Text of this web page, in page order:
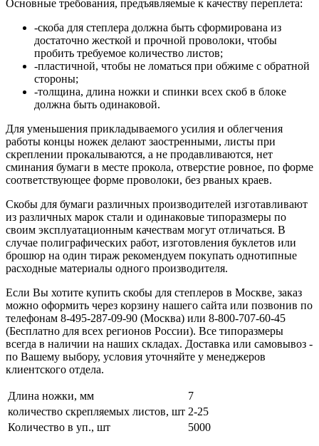
Основные требования, предъявляемые к качеству переплета:
-скоба для степлера должна быть сформирована из
достаточно жесткой и прочной проволоки, чтобы
пробить требуемое количество листов;
-пластичной, чтобы не ломаться при обжиме с обратной
стороны;
-толщина, длина ножки и спинки всех скоб в блоке
должна быть одинаковой.
Для уменьшения прикладываемого усилия и облегчения
работы концы ножек делают заостренными, листы при
скреплении прокалываются, а не продавливаются, нет
сминания бумаги в месте прокола, отверстие ровное, по форме
соответствующее форме проволоки, без рваных краев.
Скобы для бумаги различных производителей изготавливают
из различных марок стали и одинаковые типоразмеры по
своим эксплуатационным качествам могут отличаться. В
случае полиграфических работ, изготовления буклетов или
брошюр на один тираж рекомендуем покупать однотипные
расходные материалы одного производителя.
Если Вы хотите купить скобы для степлеров в Москве, заказ
можно оформить через корзину нашего сайта или позвонив по
телефонам 8-495-287-09-90 (Москва) или 8-800-707-60-45
(Бесплатно для всех регионов России). Все типоразмеры
всегда в наличии на наших складах. Доставка или самовывоз -
по Вашему выбору, условия уточняйте у менеджеров
клиентского отдела.
Длина ножки, мм
7
количество скрепляемых листов, шт 2-25
Количество в уп., шт
5000